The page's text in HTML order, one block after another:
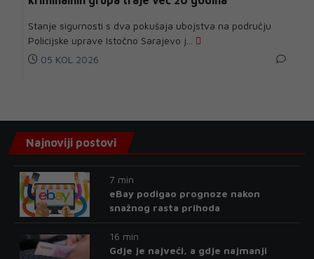
Stanje sigurnosti s dva pokušaja ubojstva na području
Policijske uprave Istočno Sarajevo j...
05 KOL 2026
Najnoviji postovi
7 min
eBay podigao prognoze nakon
snažnog rasta prihoda
16 min
Gdje je najveći, a gdje najmanji